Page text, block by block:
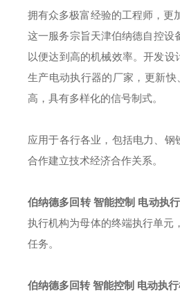
拥有众多极富经验的工程师，更
这一服务宗旨天津伯纳德自控设
以便达到高的机械效率。开发
生产电动执行器的厂家，更新
高，具有多样化的信号制式。
应用于各行各业，包括电力、
合作建立技术经济合作关系。
伯纳德多回转 智能控制 电动执
执行机构为母体的终端执行单元
任务。
伯纳德多回转 智能控制 电动执